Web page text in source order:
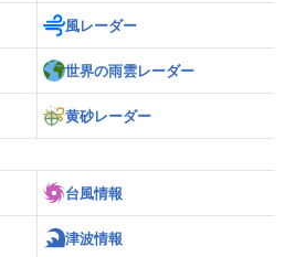
風レーダー
世界の雨雲レーダー
黄砂レーダー
台風情報
津波情報